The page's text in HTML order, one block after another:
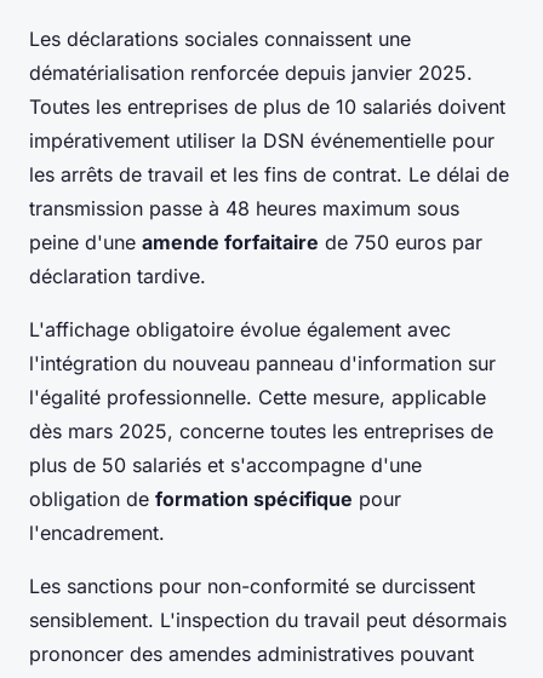
Les déclarations sociales connaissent une
dématérialisation renforcée depuis janvier 2025.
Toutes les entreprises de plus de 10 salariés doivent
impérativement utiliser la DSN événementielle pour
les arrêts de travail et les fins de contrat. Le délai de
transmission passe à 48 heures maximum sous
peine d'une amende forfaitaire de 750 euros par
déclaration tardive.
L'affichage obligatoire évolue également avec
l'intégration du nouveau panneau d'information sur
l'égalité professionnelle. Cette mesure, applicable
dès mars 2025, concerne toutes les entreprises de
plus de 50 salariés et s'accompagne d'une
obligation de formation spécifique pour
l'encadrement.
Les sanctions pour non-conformité se durcissent
sensiblement. L'inspection du travail peut désormais
prononcer des amendes administratives pouvant